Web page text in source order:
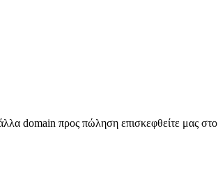
domain προς πώληση επισκεφθείτε μας στο